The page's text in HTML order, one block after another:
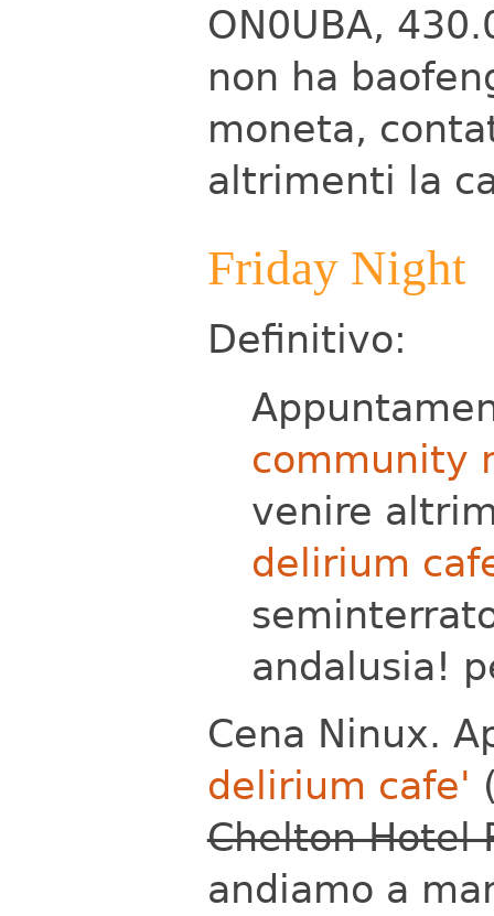
ON0UBA,
non ha
moneta,
altrimenti la
Friday Night
Definitivo:
community
venire
delirium
andalusia!
Cena Ninux.
delirium cafe'
Chelton Hotel
andiamo a